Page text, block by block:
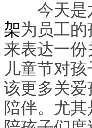
今天是六
架为员工
来表达一
儿童节对
该更多关
陪伴。尤